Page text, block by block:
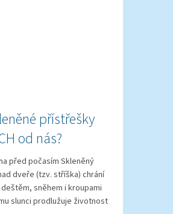
přístřešky
od nás?
před počasím Skleněný
dveře (tzv. stříška) chrání
sněhem i kroupami
slunci prodlužuje životnost